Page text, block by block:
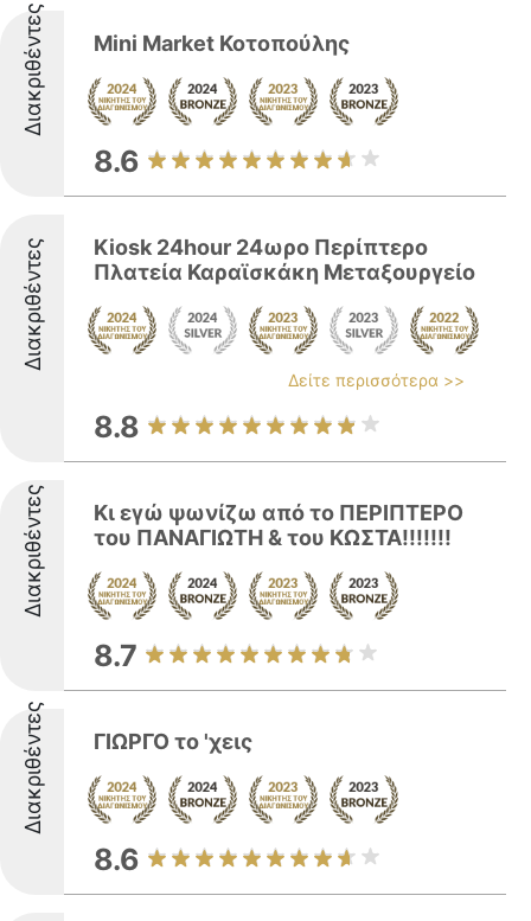
Διακριθέντες Mini Market Κοτοπούλης
8.6
Διακριθέντες
Kiosk 24hour 24ωρο Περίπτερο
Πλατεία Καραϊσκάκη Μεταξουργείο
Δείτε περισσότερα >>
8.8
Διακριθέντες
Κι εγώ ψωνίζω από το ΠΕΡΙΠΤΕΡΟ
του ΠΑΝΑΓΙΩΤΗ & του ΚΩΣΤΑ!!!!!!!
8.7
Διακριθέντες ΓΙΩΡΓΟ το 'χεις
8.6